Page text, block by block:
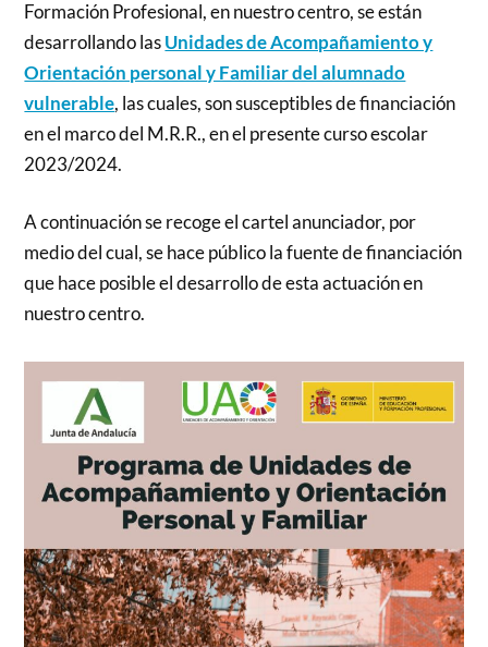
Formación Profesional, en nuestro centro, se están
desarrollando lasUnidades de Acompañamiento y
Orientación personal y Familiar del alumnado
vulnerable, las cuales, son susceptibles de financiación
en el marco del M.R.R., en el presente curso escolar
2023/2024.
A continuación se recoge el cartel anunciador, por
medio del cual, se hace público la fuente de financiación
que hace posible el desarrollo de esta actuación en
nuestro centro.